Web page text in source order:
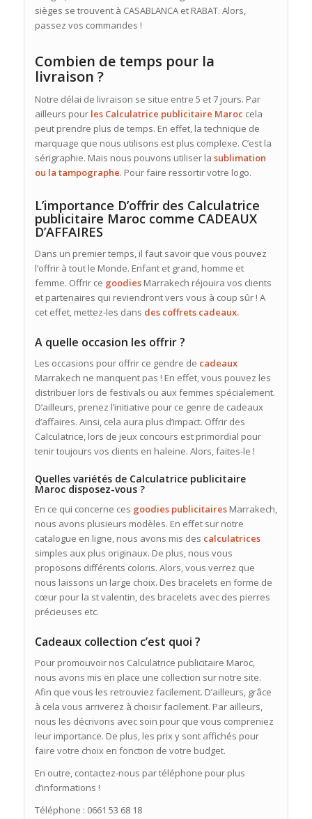
sièges se trouvent à CASABLANCA et RABAT. Alors,
passez vos commandes !
Combien de temps pour la
livraison ?
Notre délai de livraison se situe entre 5 et 7 jours. Par
ailleurs pour les Calculatrice publicitaire Maroc cela
peut prendre plus de temps. En effet, la technique de
marquage que nous utilisons est plus complexe. C’est la
sérigraphie. Mais nous pouvons utiliser la sublimation
ou la tampographe. Pour faire ressortir votre logo.
L’importance D’offrir des Calculatrice
publicitaire Maroc comme CADEAUX
D’AFFAIRES
Dans un premier temps, il faut savoir que vous pouvez
l’offrir à tout le Monde. Enfant et grand, homme et
femme. Offrir ce goodiesMarrakech réjouira vos clients
et partenaires qui reviendront vers vous à coup sûr ! A
cet effet, mettez-les dans des coffrets cadeaux.
A quelle occasion les offrir ?
Les occasions pour offrir ce gendre de cadeaux
Marrakech ne manquent pas ! En effet, vous pouvez les
distribuer lors de festivals ou aux femmes spécialement.
D’ailleurs, prenez l’initiative pour ce genre de cadeaux
d’affaires. Ainsi, cela aura plus d’impact. Offrir des
Calculatrice, lors de jeux concours est primordial pour
tenir toujours vos clients en haleine. Alors, faites-le !
Quelles variétés de Calculatrice publicitaire
Maroc disposez-vous ?
En ce qui concerne ces goodies publicitaires Marrakech,
nous avons plusieurs modèles. En effet sur notre
catalogue en ligne, nous avons mis des calculatrices
simples aux plus originaux. De plus, nous vous
proposons différents coloris. Alors, vous verrez que
nous laissons un large choix. Des bracelets en forme de
cœur pour la st valentin, des bracelets avec des pierres
précieuses etc.
Cadeaux collection c’est quoi ?
Pour promouvoir nos Calculatrice publicitaire Maroc,
nous avons mis en place une collection sur notre site.
Afin que vous les retrouviez facilement. D’ailleurs, grâce
à cela vous arriverez à choisir facilement. Par ailleurs,
nous les décrivons avec soin pour que vous compreniez
leur importance. De plus, les prix y sont affichés pour
faire votre choix en fonction de votre budget.
En outre, contactez-nous par téléphone pour plus
d’informations !
Téléphone : 0661 53 68 18